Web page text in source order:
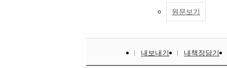
원문보기
내보내기 내책장담기